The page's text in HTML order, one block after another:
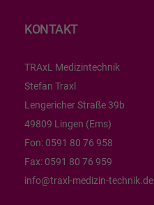
KONTAKT
TRAxL Medizintechnik
Stefan Traxl
Lengericher Straße 39b
49809 Lingen (Ems)
Fon: 0591 80 76 958
Fax: 0591 80 76 959
info@traxl-medizin-technik.de